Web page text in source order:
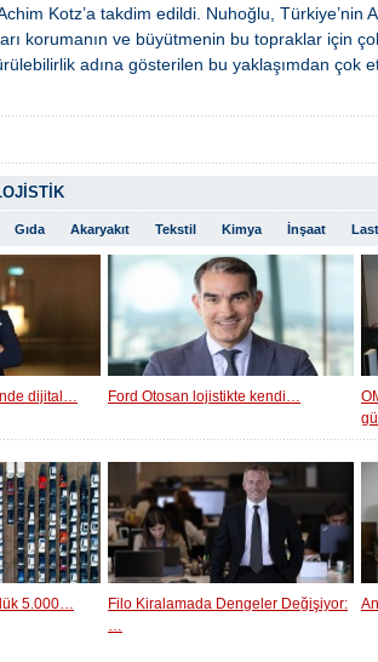
Kotz’a takdim edildi. Nuhoğlu, Türkiye’nin
korumanın ve büyütmenin bu topraklar için
adına gösterilen bu yaklaşımdan çok
Gıda Akaryakıt Tekstil Kimya İnşaat
dijital… Ford Otosan lojistikte kendi…
5.000…
Filo Kiralamada Dengeler Değişiyor:
…